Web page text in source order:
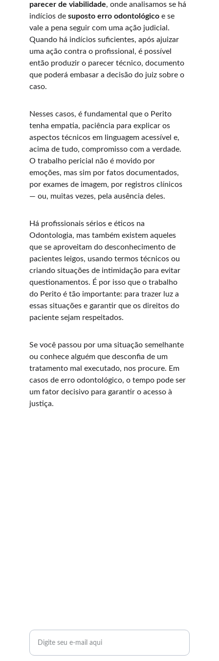
parecer de viabilidade, onde analisamos se há
indícios de suposto erro odontológico e se
vale a pena seguir com uma ação judicial.
Quando há indícios suficientes, após ajuizar
uma ação contra o profissional, é possível
então produzir o parecer técnico, documento
que poderá embasar a decisão do juiz sobre o
caso.
Nesses casos, é fundamental que o Perito
tenha empatia, paciência para explicar os
aspectos técnicos em linguagem acessível e,
acima de tudo, compromisso com a verdade.
O trabalho pericial não é movido por
emoções, mas sim por fatos documentados,
por exames de imagem, por registros clínicos
— ou, muitas vezes, pela ausência deles.
Há profissionais sérios e éticos na
Odontologia, mas também existem aqueles
que se aproveitam do desconhecimento de
pacientes leigos, usando termos técnicos ou
criando situações de intimidação para evitar
questionamentos. É por isso que o trabalho
do Perito é tão importante: para trazer luz a
essas situações e garantir que os direitos do
paciente sejam respeitados.
Se você passou por uma situação semelhante
ou conhece alguém que desconfia de um
tratamento mal executado, nos procure. Em
casos de erro odontológico, o tempo pode ser
um fator decisivo para garantir o acesso à
justiça.